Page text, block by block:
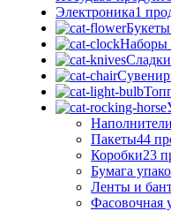
Электроника1
Наборы
Наполнители
Пакеты44
Коробки23
Бумага
Ленты и
Фасовочная